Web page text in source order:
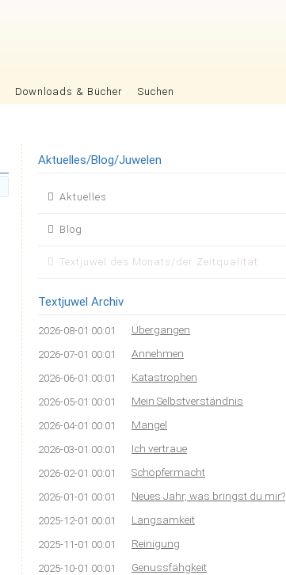
Downloads & Bücher Suchen
Aktuelles/Blog/Juwelen
Navigation
Aktuelles
Blog
Textjuwel des Monats/der Zeitqualität
Textjuwel Archiv
2026-08-01 00:01 Übergangen
2026-07-01 00:01 Annehmen
2026-06-01 00:01 Katastrophen
2026-05-01 00:01 Mein Selbstverständnis
2026-04-01 00:01 Mangel
2026-03-01 00:01 Ich vertraue
2026-02-01 00:01 Schöpfermacht
2026-01-01 00:01 Neues Jahr, was bringst du mir?
2025-12-01 00:01 Langsamkeit
2025-11-01 00:01 Reinigung
2025-10-01 00:01 Genussfähgkeit